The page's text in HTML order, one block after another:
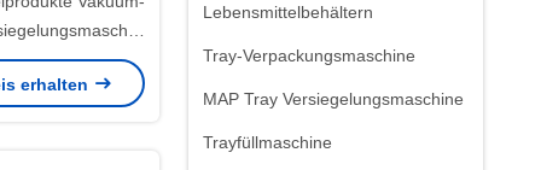
Lebensmittelbehältern
Tray-Verpackungsmaschine
MAP Tray Versiegelungsmaschine
Trayfüllmaschine
für das
von Trays
erhalten